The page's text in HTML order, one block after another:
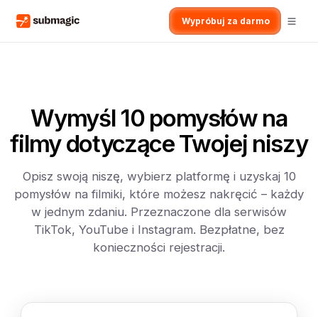
Wypróbuj za darmo
Wymyśl 10 pomysłów na
filmy dotyczące Twojej niszy
Opisz swoją niszę, wybierz platformę i uzyskaj 10
pomysłów na filmiki, które możesz nakręcić – każdy
w jednym zdaniu. Przeznaczone dla serwisów
TikTok, YouTube i Instagram. Bezpłatne, bez
konieczności rejestracji.